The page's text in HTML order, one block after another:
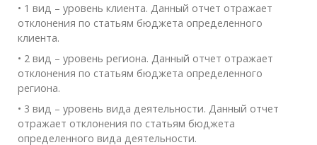
• 1 вид – уровень клиента. Данный отчет отражает
отклонения по статьям бюджета определенного
клиента.
• 2 вид – уровень региона. Данный отчет отражает
отклонения по статьям бюджета определенного
региона.
• 3 вид – уровень вида деятельности. Данный отчет
отражает отклонения по статьям бюджета
определенного вида деятельности.